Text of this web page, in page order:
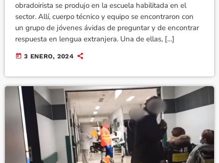
obradoirista se produjo en la escuela habilitada en el
sector. Allí, cuerpo técnico y equipo se encontraron con
un grupo de jóvenes ávidas de preguntar y de encontrar
respuesta en lengua extranjera. Una de ellas, […]
today 3 ENERO, 2024